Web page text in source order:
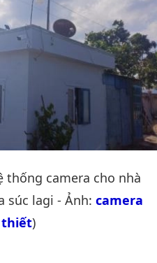
thống camera cho nhà
súc lagi - Ảnh: camera
thiết)